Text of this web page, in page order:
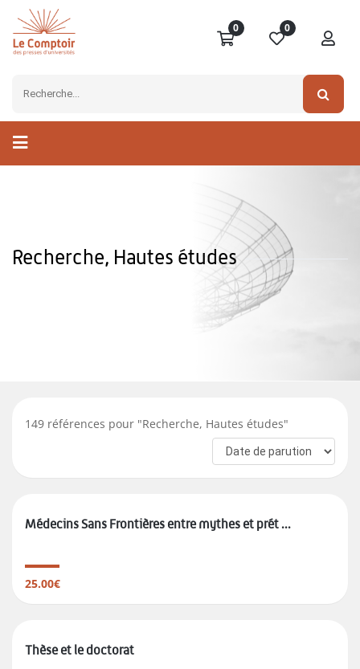
0 0
Recherche, Hautes études
149 références pour "Recherche, Hautes études"
Médecins Sans Frontières entre mythes et prét ...
25.00€
Thèse et le doctorat